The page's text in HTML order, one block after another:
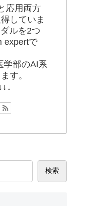
応用両方
していま
ルを2つ
expertで
学部のAI系
す。
検索